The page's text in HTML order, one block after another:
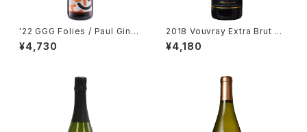
'22 GGG Folies / Paul Gingl
inger
¥4,730
2018 Vouvray Extra Brut Re
serve / Dm. Brunet
¥4,180